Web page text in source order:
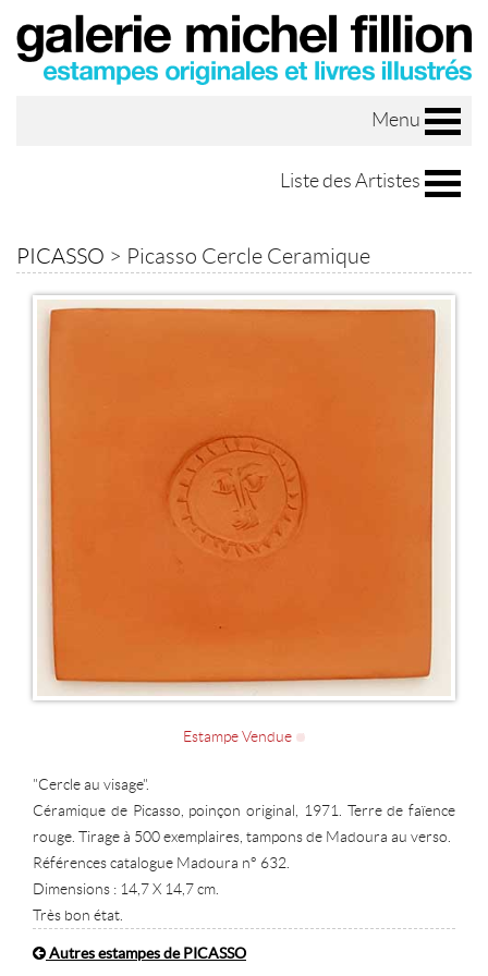
Menu
Liste des Artistes
PICASSO > Picasso Cercle Ceramique
Estampe Vendue
"Cercle au visage".
Céramique de Picasso, poinçon original, 1971. Terre de faïence
rouge. Tirage à 500 exemplaires, tampons de Madoura au verso.
Références catalogue Madoura n° 632.
Dimensions : 14,7 X 14,7 cm.
Très bon état.
Autres estampes de PICASSO